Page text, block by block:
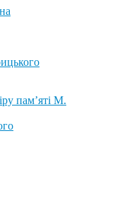
пам’яті М.